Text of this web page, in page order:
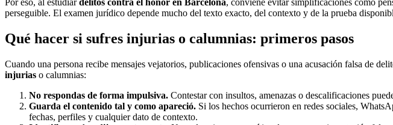
perseguible. El examen jurídico depende mucho del texto exacto, del contexto y de la prueba
Qué hacer si sufres injurias o calumnias: primeros pasos
Cuando una persona recibe mensajes vejatorios, publicaciones ofensivas o una acusación falsa de
injurias o calumnias:
No respondas de forma impulsiva. Contestar con insultos, amenazas o descalificaciones
Guarda el contenido tal y como apareció. Si los hechos ocurrieron en redes sociales,
fechas, perfiles y cualquier dato de contexto.